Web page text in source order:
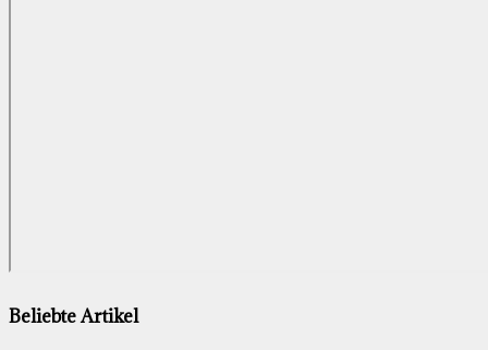
Beliebte Artikel